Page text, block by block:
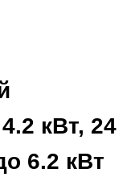
кВт, 24
6.2 кВт